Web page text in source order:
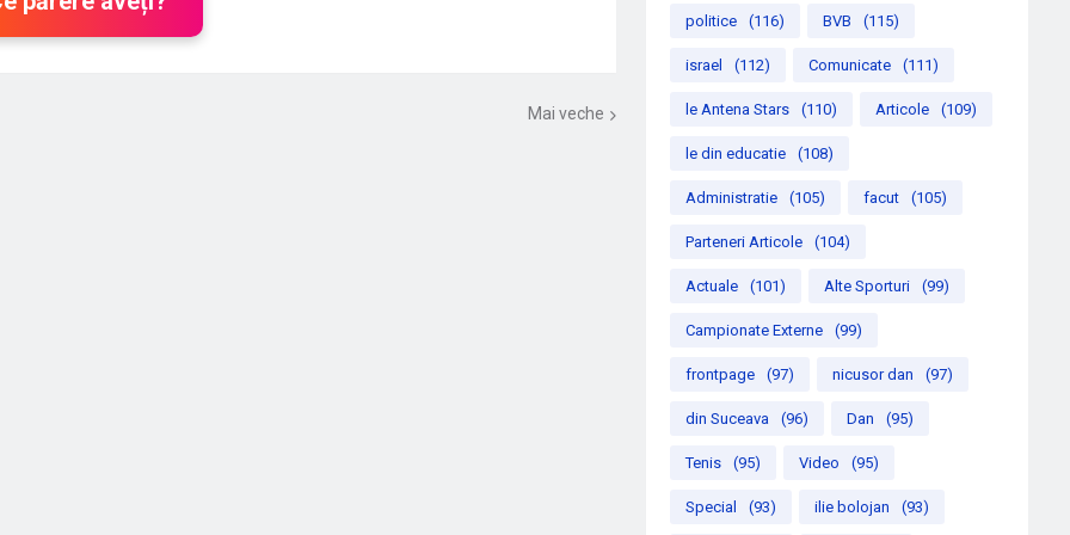
Mai veche
politice (116) BVB (115)
israel (112) Comunicate (111)
le Antena Stars (110) Articole (109)
le din educatie (108)
Administratie (105) facut (105)
Parteneri Articole (104)
Actuale (101) Alte Sporturi (99)
Campionate Externe (99)
frontpage (97) nicusor dan (97)
din Suceava (96) Dan (95)
Tenis (95) Video (95)
Special (93) ilie bolojan (93)